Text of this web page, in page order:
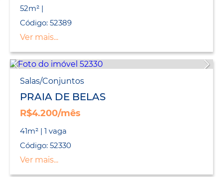
52m² |
Código: 52389
Ver mais...
Salas/Conjuntos
PRAIA DE BELAS
R$4.200/mês
41m² | 1 vaga
Código: 52330
Ver mais...